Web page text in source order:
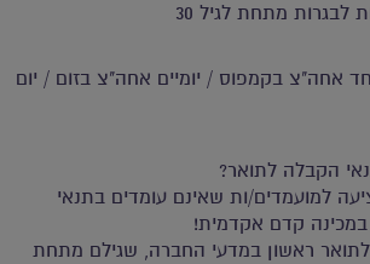
לבגרות מתחת לגיל 30
אחה"צ בקמפוס / יומיים אחה"צ בזום / יום
הקבלה לתואר?
למועמדים/ות שאינם עומדים בתנאי
קדם אקדמית!
לתואר ראשון במדעי החברה, שגילם מתחת